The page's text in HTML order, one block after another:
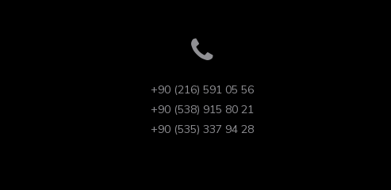
+90 (216) 591 05 56
+90 (538) 915 80 21
+90 (535) 337 94 28